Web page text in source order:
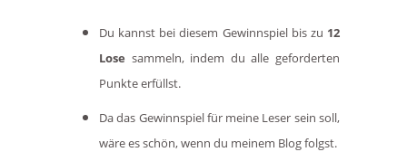
Du kannst bei diesem Gewinnspiel bis zu 12
Lose sammeln, indem du alle geforderten
Punkte erfüllst.
Da das Gewinnspiel für meine Leser sein soll,
wäre es schön, wenn du meinem Blog folgst.